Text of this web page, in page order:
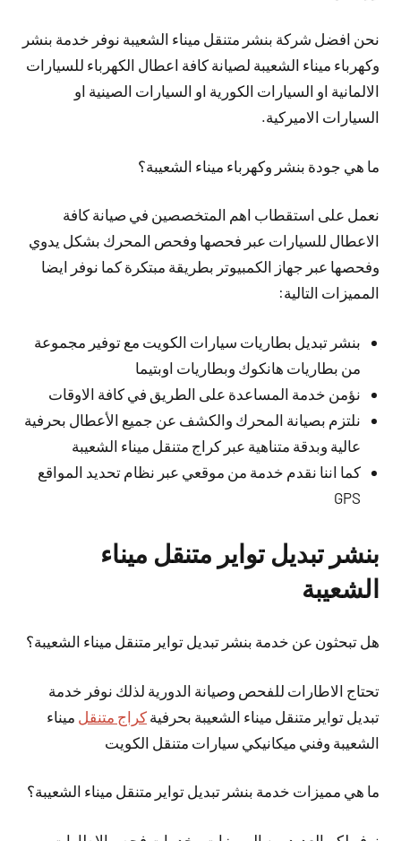
نحن افضل شركة بنشر متنقل ميناء الشعيبة نوفر خدمة بنشر
وكهرباء ميناء الشعيبة لصيانة كافة اعطال الكهرباء للسيارات
الالمانية او السيارات الكورية او السيارات الصينية او
السيارات الاميركية.
ما هي جودة بنشر وكهرباء ميناء الشعيبة؟
نعمل على استقطاب اهم المتخصصين في صيانة كافة
الاعطال للسيارات عبر فحصها وفحص المحرك بشكل يدوي
وفحصها عبر جهاز الكمبيوتر بطريقة مبتكرة كما نوفر ايضا
المميزات التالية:
بنشر تبديل بطاريات سيارات الكويت مع توفير مجموعة
من بطاريات هانكوك وبطاريات اوبتيما
نؤمن خدمة المساعدة على الطريق في كافة الاوقات
نلتزم بصيانة المحرك والكشف عن جميع الأعطال بحرفية
عالية وبدقة متناهية عبر كراج متنقل ميناء الشعيبة
كما اننا نقدم خدمة من موقعي عبر نظام تحديد المواقع
GPS
بنشر تبديل تواير متنقل ميناء
الشعيبة
هل تبحثون عن خدمة بنشر تبديل تواير متنقل ميناء الشعيبة؟
تحتاج الاطارات للفحص وصيانة الدورية لذلك نوفر خدمة
تبديل تواير متنقل ميناء الشعيبة بحرفية كراج متنقل ميناء
الشعيبة وفني ميكانيكي سيارات متنقل الكويت
ما هي مميزات خدمة بنشر تبديل تواير متنقل ميناء الشعيبة؟